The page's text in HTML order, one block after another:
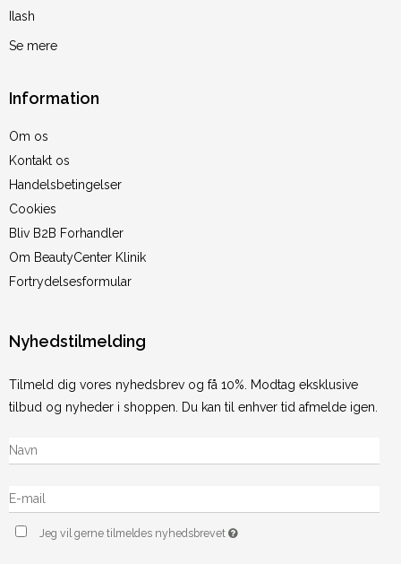
Ilash
Se mere
Information
Om os
Kontakt os
Handelsbetingelser
Cookies
Bliv B2B Forhandler
Om BeautyCenter Klinik
Fortrydelsesformular
Nyhedstilmelding
Tilmeld dig vores nyhedsbrev og få 10%. Modtag eksklusive
tilbud og nyheder i shoppen. Du kan til enhver tid afmelde igen.
Jeg vil gerne tilmeldes nyhedsbrevet